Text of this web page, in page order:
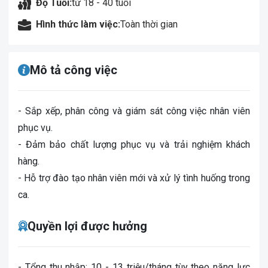
Độ Tuổi:từ 18 - 40 tuổi
Hình thức làm việc:Toàn thời gian
Mô tả công việc
- Sắp xếp, phân công và giám sát công việc nhân viên
phục vụ.
- Đảm bảo chất lượng phục vụ và trải nghiệm khách
hàng.
- Hỗ trợ đào tạo nhân viên mới và xử lý tình huống trong
ca.
Quyền lợi được hưởng